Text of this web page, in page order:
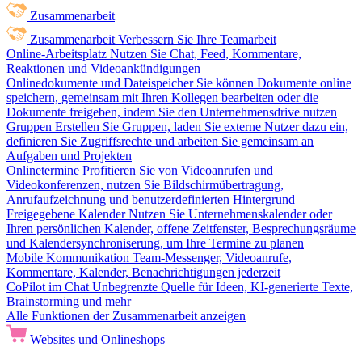
Zusammenarbeit
Zusammenarbeit Verbessern Sie Ihre Teamarbeit
Online-Arbeitsplatz Nutzen Sie Chat, Feed, Kommentare,
Reaktionen und Videoankündigungen
Onlinedokumente und Dateispeicher Sie können Dokumente online
speichern, gemeinsam mit Ihren Kollegen bearbeiten oder die
Dokumente freigeben, indem Sie den Unternehmensdrive nutzen
Gruppen Erstellen Sie Gruppen, laden Sie externe Nutzer dazu ein,
definieren Sie Zugriffsrechte und arbeiten Sie gemeinsam an
Aufgaben und Projekten
Onlinetermine Profitieren Sie von Videoanrufen und
Videokonferenzen, nutzen Sie Bildschirmübertragung,
Anrufaufzeichnung und benutzerdefinierten Hintergrund
Freigegebene Kalender Nutzen Sie Unternehmenskalender oder
Ihren persönlichen Kalender, offene Zeitfenster, Besprechungsräume
und Kalendersynchroniserung, um Ihre Termine zu planen
Mobile Kommunikation Team-Messenger, Videoanrufe,
Kommentare, Kalender, Benachrichtigungen jederzeit
CoPilot im Chat Unbegrenzte Quelle für Ideen, KI-generierte Texte,
Brainstorming und mehr
Alle Funktionen der Zusammenarbeit anzeigen
Websites und Onlineshops